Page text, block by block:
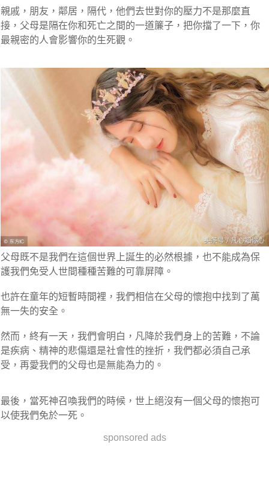
親戚，朋友，鄰居，隔代，他們去世對你的壓力不是那麼直
接，父母是隔在你和死亡之間的一道簾子，把你擋了一下，你
最親密的人會影響你的生死觀。
父母既不是我們在這個世界上誕生的必然根據，也不能成為保
護我們免受人世間種種苦難的可靠屏障。
也許在童年的短暫時間裡，我們相信在父母的懷抱中找到了萬
無一失的安全。
然而，終有一天，我們會明白，凡降於我們身上的苦難，不論
是疾病、精神的悲傷還是社會性的挫折，我們都必須自己承
受，再愛我們的父母也是無能為力的。
最後，當死神召喚我們的時候，世上絕沒有一個父母的懷抱可
以使我們免於一死。
sponsored ads